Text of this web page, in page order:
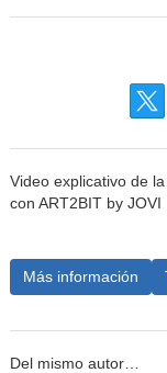
Video explicativo de
con ART2BIT by JOVI
Más información
Del mismo autor…